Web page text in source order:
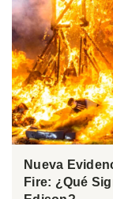
Nueva
Fire: ¿Qué